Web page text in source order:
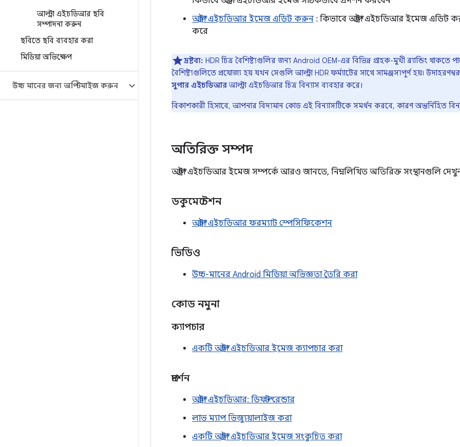
আল্ট্রা এইচডিআর ছবি
সম্পাদনা করুন
ছবিতে ছবি ব্যবহার করা
মিডিয়া অভিক্ষেপ
উচ্চ মানের জন্য অপ্টিমাইজ করুন
আল্ট্রা এইচডিআর ইমেজ এডিট করুন : কিভাবে আল্ট্রা এইচডিআর ইমেজ এডিট
করে
দ্রষ্টব্য: HDR চিত্র বৈশিষ্ট্যগুলির জন্য Android OEM-এর বিভিন্ন গ্রাহক-মুখী ব্র্যান্ডিং
বৈশিষ্ট্যগুলিতে প্রযোজ্য হয় যখন সেগুলি আল্ট্রা HDR ফর্ম্যাটের সাথে সামঞ্জস্যপূর্ণ হয়৷
সুপার এইচডিআরআল্ট্রা এইচডিআর চিত্র বিন্যাস ব্যবহার করে।
বিকাশকারী হিসাবে, আপনার বিদ্যমান কোড এই বিন্যাসটিকে সমর্থন করবে, কারণ অন্তর্নিহিত
অতিরিক্ত সম্পদ
আল্ট্রা এইচডিআর ইমেজ সম্পর্কে আরও জানতে, নিম্নলিখিত অতিরিক্ত সংস্থানগুলি
ডকুমেন্টেশন
আল্ট্রা এইচডিআর ফরম্যাট স্পেসিফিকেশন
ভিডিও
উচ্চ-মানের Android মিডিয়া অভিজ্ঞতা তৈরি করা
কোড নমুনা
ক্যাপচার
একটি আল্ট্রা এইচডিআর ইমেজ ক্যাপচার করা
প্রদর্শন
আল্ট্রা এইচডিআর: ডিফল্ট রেন্ডার
লাভ ম্যাপ ভিজ্যুয়ালাইজ করা
একটি আল্ট্রা এইচডিআর ইমেজ সংকুচিত করা